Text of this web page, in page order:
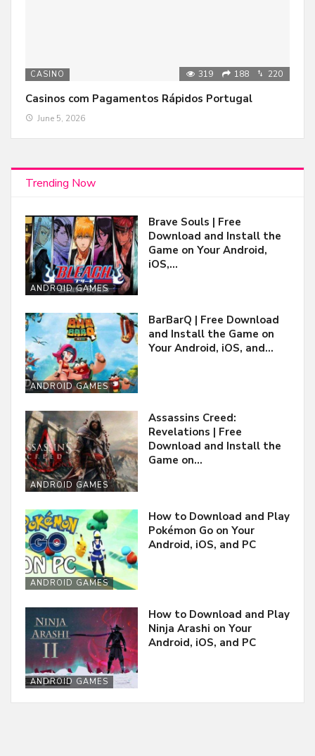
CASINO 319 188 220
Casinos com Pagamentos Rápidos Portugal
June 5, 2026
Trending Now
ANDROID GAMES
Brave Souls | Free
Download and Install the
Game on Your Android,
iOS,…
ANDROID GAMES
BarBarQ | Free Download
and Install the Game on
Your Android, iOS, and…
ANDROID GAMES
Assassins Creed:
Revelations | Free
Download and Install the
Game on…
ANDROID GAMES
How to Download and Play
Pokémon Go on Your
Android, iOS, and PC
ANDROID GAMES
How to Download and Play
Ninja Arashi on Your
Android, iOS, and PC